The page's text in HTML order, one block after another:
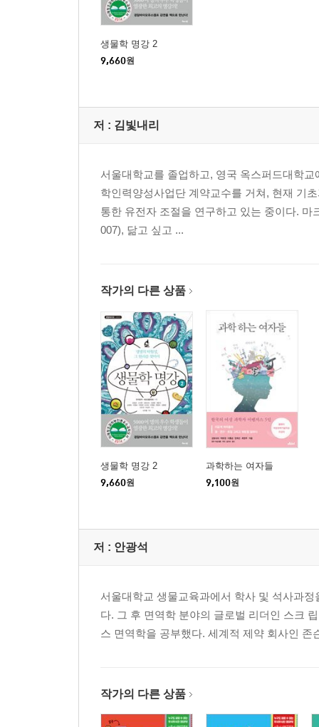
생물학 명강 2
9,660원
저 : 김빛내리
서울대학교를 졸업하고, 영국 옥스퍼드대학
학인력양성사업단 계약교수를 거쳐, 현재 기
통한 유전자 조절을 연구하고 있는 중이다.
007), 닮고 싶고 ...
작가의 다른 상품
생물학 명강 2
9,660원
과학하는 여자들
9,100원
저 : 안광석
서울대학교 생물교육과에서 학사 및 석사과
다. 그 후 면역학 분야의 글로벌 리더인 스크
스 면역학을 공부했다. 세계적 제약 회사인
작가의 다른 상품